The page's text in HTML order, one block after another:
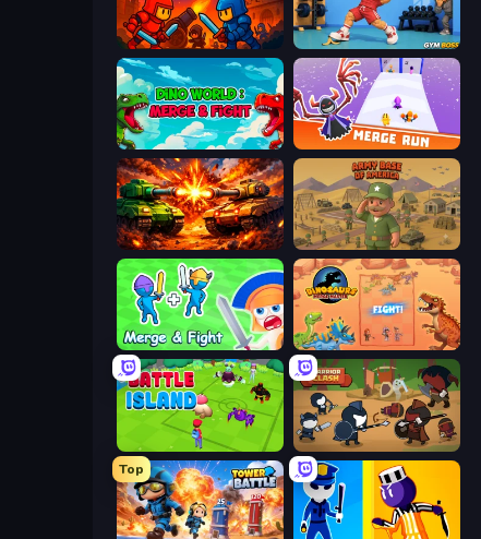
Throne Tactics Gym Boss
Dino World: Merge & Fight Merge Run
War Machine Clash Army Base Of America
Merge and Fight Dinosaurs Merge Master
Battle Island Warrior Clash
Top